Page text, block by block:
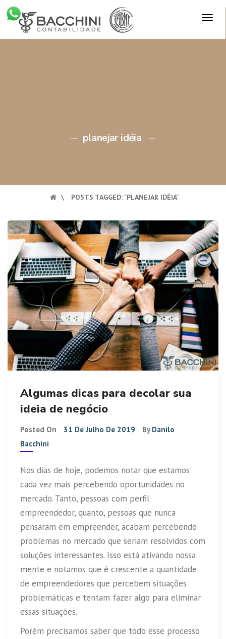
Skip
to
content
×
planejar idéia
\ POSTS TAGGED: "PLANEJAR IDÉIA"
Algumas dicas para decolar sua
ideia de negócio
Posted On 31 De Julho De 2019 By Danilo
Bacchini
Nos dias de hoje, podemos notar que estamos
cada vez mais percebendo oportunidades no
mercado. Tanto, pessoas com perfil
empreendedor, quanto, pessoas que nunca
pensaram em empreender, acabam percebendo
problemas no mercado que seriam resolvidos com
soluções interessantes. Isso está ativando nossa
mente e notamos que é crescente a quantidade
de empreendedores que percebem situações
problemáticas e tentam fazer algo para eliminar
essas situações.
Porém precisamos saber que todo esse processo